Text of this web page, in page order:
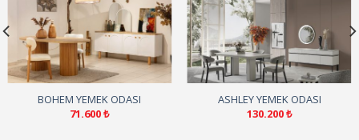
BOHEM YEMEK ODASI
71.600₺
ASHLEY YEMEK ODASI
130.200₺